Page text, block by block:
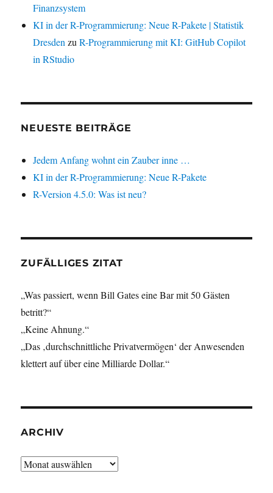
Finanzsystem
KI in der R-Programmierung: Neue R-Pakete | Statistik
Dresden zuR-Programmierung mit KI: GitHub Copilot
in RStudio
NEUESTE BEITRÄGE
Jedem Anfang wohnt ein Zauber inne …
KI in der R-Programmierung: Neue R-Pakete
R-Version 4.5.0: Was ist neu?
ZUFÄLLIGES ZITAT
„Was passiert, wenn Bill Gates eine Bar mit 50 Gästen
betritt?“
„Keine Ahnung.“
„Das ‚durchschnittliche Privatvermögen‘ der Anwesenden
klettert auf über eine Milliarde Dollar.“
ARCHIV
Archiv